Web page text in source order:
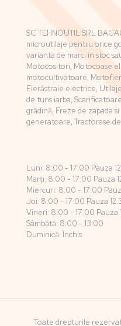
SC TEHNOUTIL SRL
microutilaje pentru orice
varianta de marci in stoc
Motocositori, Motocoase
motocultivatoare,
Fierăstraie electrice,
de tuns iarba,
grădină, Freze de zapada
generatoare, Tractorase
Luni: 8:00 - 17:00 Pauza
Marți: 8:00 - 17:00 Pauza
Miercuri: 8:00 - 17:00
Joi: 8:00 - 17:00 Pauza
Vineri: 8:00 - 17:00 Pauza
Sâmbătă: 8:00 - 13:00
Duminică: Închis
Toate drepturile